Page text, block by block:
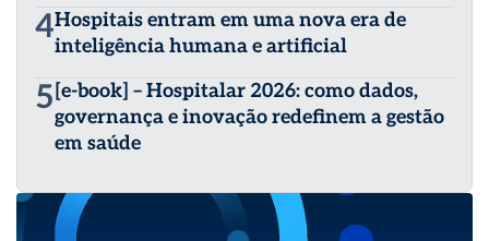
4Hospitais entram em uma nova era de
inteligência humana e artificial
5 [e-book] – Hospitalar 2026: como dados,
governança e inovação redefinem a gestão
em saúde